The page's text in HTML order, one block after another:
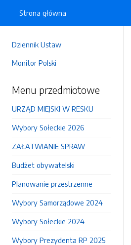
Dziennik Ustaw
Monitor Polski
Menu przedmiotowe
URZĄD MIEJSKI W RESKU
Wybory Sołeckie 2026
ZAŁATWIANIE SPRAW
Budżet obywatelski
Planowanie przestrzenne
Wybory Samorządowe 2024
Wybory Sołeckie 2024
Wybory Prezydenta RP 2025
Strona główna